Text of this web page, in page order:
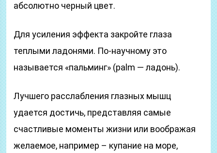
абсолютно черный цвет.
Для усиления эффекта закройте глаза
теплыми ладонями. По-научному это
называется «пальминг» (palm — ладонь).
Лучшего расслабления глазных мышц
удается достичь, представляя самые
счастливые моменты жизни или воображая
желаемое, например – купание на море,